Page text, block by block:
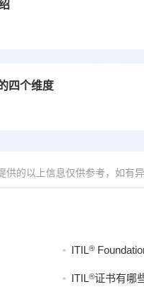
四个维度
的以上信息仅供参考，如有
ITIL®
ITIL®证书有哪